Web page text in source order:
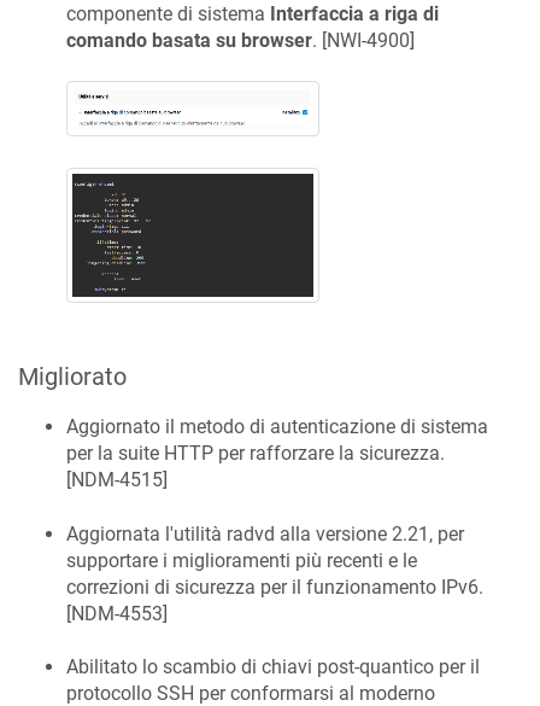
componente di sistema Interfaccia a riga di
comando basata su browser. [NWI-4900]
Migliorato
Aggiornato il metodo di autenticazione di sistema
per la suite HTTP per rafforzare la sicurezza.
[NDM-4515]
Aggiornata l'utilità radvd alla versione 2.21, per
supportare i miglioramenti più recenti e le
correzioni di sicurezza per il funzionamento IPv6.
[NDM-4553]
Abilitato lo scambio di chiavi post-quantico per il
protocollo SSH per conformarsi al moderno